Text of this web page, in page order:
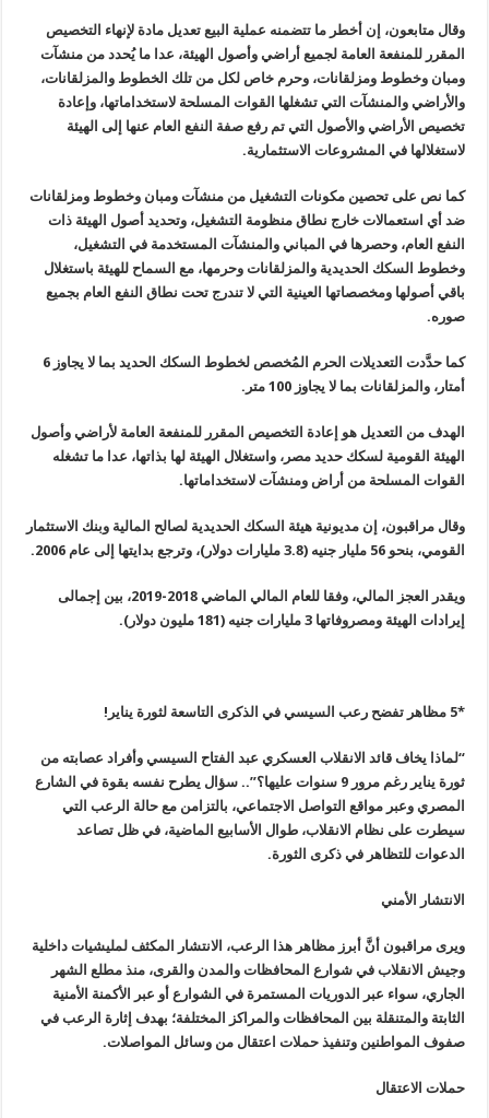
وقال متابعون، إن أخطر ما تتضمنه عملية البيع تعديل مادة لإنهاء التخصيص
المقرر للمنفعة العامة لجميع أراضي وأصول الهيئة، عدا ما يُحدد من منشآت
ومبان وخطوط ومزلقانات، وحرم خاص لكل من تلك الخطوط والمزلقانات،
والأراضي والمنشآت التي تشغلها القوات المسلحة لاستخداماتها، وإعادة
تخصيص الأراضي والأصول التي تم رفع صفة النفع العام عنها إلى الهيئة
لاستغلالها في المشروعات الاستثمارية.
كما نص على تحصين مكونات التشغيل من منشآت ومبان وخطوط ومزلقانات
ضد أي استعمالات خارج نطاق منظومة التشغيل، وتحديد أصول الهيئة ذات
النفع العام، وحصرها في المباني والمنشآت المستخدمة في التشغيل،
وخطوط السكك الحديدية والمزلقانات وحرمها، مع السماح للهيئة باستغلال
باقي أصولها ومخصصاتها العينية التي لا تندرج تحت نطاق النفع العام بجميع
صوره.
كما حدَّدت التعديلات الحرم المُخصص لخطوط السكك الحديد بما لا يجاوز 6
أمتار، والمزلقانات بما لا يجاوز 100 متر
.
الهدف من التعديل هو إعادة التخصيص المقرر للمنفعة العامة لأراضي وأصول
الهيئة القومية لسكك حديد مصر، واستغلال الهيئة لها بذاتها، عدا ما تشغله
القوات المسلحة من أراض ومنشآت لاستخداماتها.
وقال مراقبون، إن مديونية هيئة السكك الحديدية لصالح المالية وبنك الاستثمار
القومي، بنحو 56 مليار جنيه (3.8 مليارات دولار)، وترجع بدايتها إلى عام 2006
.
ويقدر العجز المالي، وفقا للعام المالي الماضي 2018-2019، بين إجمالى
إيرادات الهيئة ومصروفاتها 3 مليارات جنيه (181 مليون دولار
).
*
5 مظاهر تفضح رعب السيسي في الذكرى التاسعة لثورة يناير !
“لماذا يخاف قائد الانقلاب العسكري عبد الفتاح السيسي وأفراد عصابته من
ثورة يناير رغم مرور 9 سنوات عليها؟”.. سؤال يطرح نفسه بقوة في الشارع
المصري وعبر مواقع التواصل الاجتماعي، بالتزامن مع حالة الرعب التي
سيطرت على نظام الانقلاب، طوال الأسابيع الماضية، في ظل تصاعد
الدعوات للتظاهر في ذكرى الثورة.
الانتشار الأمني
ويرى مراقبون أنَّ أبرز مظاهر هذا الرعب، الانتشار المكثف لمليشيات داخلية
وجيش الانقلاب في شوارع المحافظات والمدن والقرى، منذ مطلع الشهر
الجاري، سواء عبر الدوريات المستمرة في الشوارع أو عبر الأكمنة الأمنية
الثابتة والمتنقلة بين المحافظات والمراكز المختلفة؛ بهدف إثارة الرعب في
صفوف المواطنين وتنفيذ حملات اعتقال من وسائل المواصلات.
حملات الاعتقال